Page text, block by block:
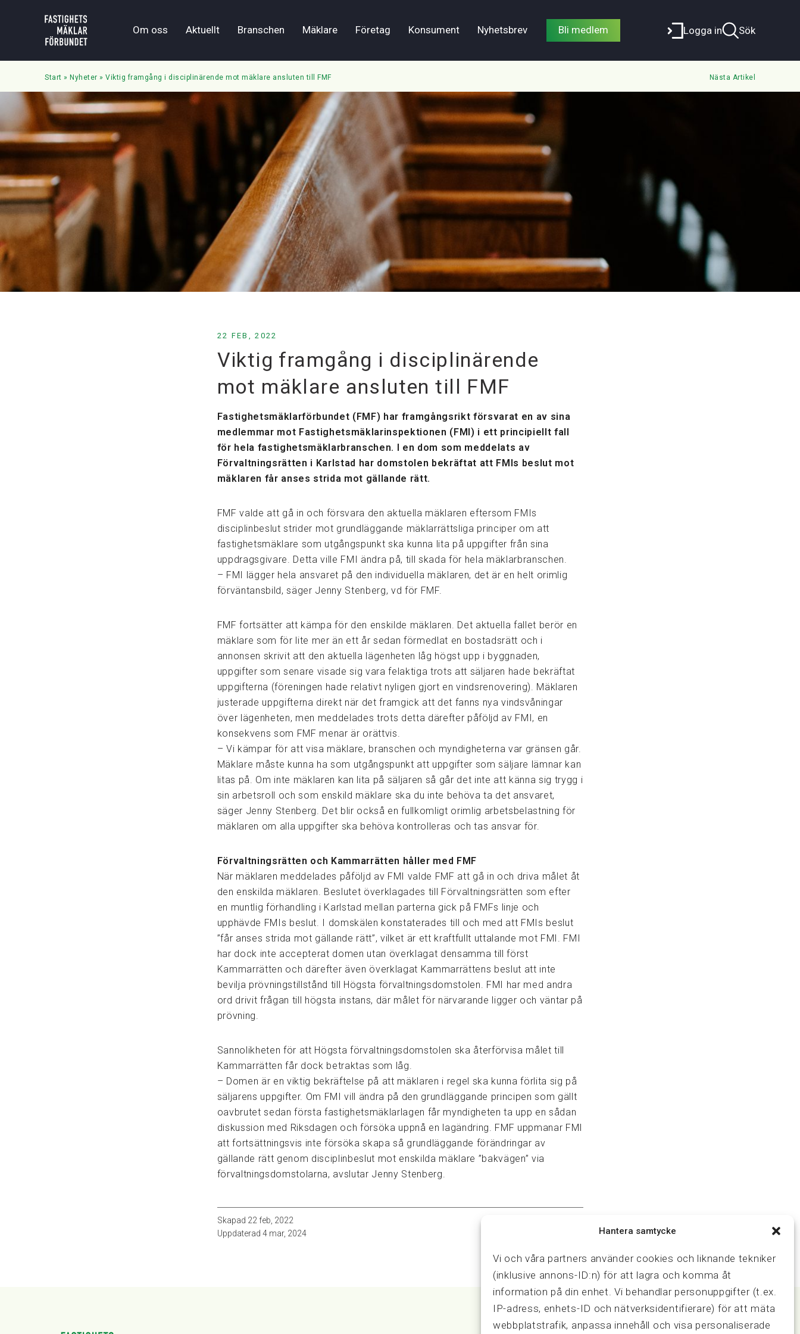
Hantera samtycke
Vi och våra partners använder cookies och liknande tekniker
(inklusive annons-ID:n) för att lagra och komma åt
information på din enhet. Vi behandlar personuppgifter (t.ex.
IP-adress, enhets-ID och nätverksidentifierare) för att mäta
webbplatstrafik, anpassa innehåll och visa personaliserade
Om oss Aktuellt Branschen Mäklare Företag Konsument Nyhetsbrev Bli medlem Logga in Sök
Start » Nyheter » Viktig framgång i disciplinärende mot mäklare ansluten till FMF Nästa Artikel
22 FEB, 2022
Viktig framgång i disciplinärende
mot mäklare ansluten till FMF
Fastighetsmäklarförbundet (FMF) har framgångsrikt försvarat en av sina
medlemmar mot Fastighetsmäklarinspektionen (FMI) i ett principiellt fall
för hela fastighetsmäklarbranschen. I en dom som meddelats av
Förvaltningsrätten i Karlstad har domstolen bekräftat att FMIs beslut mot
mäklaren får anses strida mot gällande rätt.
FMF valde att gå in och försvara den aktuella mäklaren eftersom FMIs
disciplinbeslut strider mot grundläggande mäklarrättsliga principer om att
fastighetsmäklare som utgångspunkt ska kunna lita på uppgifter från sina
uppdragsgivare. Detta ville FMI ändra på, till skada för hela mäklarbranschen.
– FMI lägger hela ansvaret på den individuella mäklaren, det är en helt orimlig
förväntansbild, säger Jenny Stenberg, vd för FMF.
FMF fortsätter att kämpa för den enskilde mäklaren. Det aktuella fallet berör en
mäklare som för lite mer än ett år sedan förmedlat en bostadsrätt och i
annonsen skrivit att den aktuella lägenheten låg högst upp i byggnaden,
uppgifter som senare visade sig vara felaktiga trots att säljaren hade bekräftat
uppgifterna (föreningen hade relativt nyligen gjort en vindsrenovering). Mäklaren
justerade uppgifterna direkt när det framgick att det fanns nya vindsvåningar
över lägenheten, men meddelades trots detta därefter påföljd av FMI, en
konsekvens som FMF menar är orättvis.
– Vi kämpar för att visa mäklare, branschen och myndigheterna var gränsen går.
Mäklare måste kunna ha som utgångspunkt att uppgifter som säljare lämnar kan
litas på. Om inte mäklaren kan lita på säljaren så går det inte att känna sig trygg i
sin arbetsroll och som enskild mäklare ska du inte behöva ta det ansvaret,
säger Jenny Stenberg. Det blir också en fullkomligt orimlig arbetsbelastning för
mäklaren om alla uppgifter ska behöva kontrolleras och tas ansvar för.
Förvaltningsrätten och Kammarrätten håller med FMF
När mäklaren meddelades påföljd av FMI valde FMF att gå in och driva målet åt
den enskilda mäklaren. Beslutet överklagades till Förvaltningsrätten som efter
en muntlig förhandling i Karlstad mellan parterna gick på FMFs linje och
upphävde FMIs beslut. I domskälen konstaterades till och med att FMIs beslut
”får anses strida mot gällande rätt”, vilket är ett kraftfullt uttalande mot FMI. FMI
har dock inte accepterat domen utan överklagat densamma till först
Kammarrätten och därefter även överklagat Kammarrättens beslut att inte
bevilja prövningstillstånd till Högsta förvaltningsdomstolen. FMI har med andra
ord drivit frågan till högsta instans, där målet för närvarande ligger och väntar på
prövning.
Sannolikheten för att Högsta förvaltningsdomstolen ska återförvisa målet till
Kammarrätten får dock betraktas som låg.
– Domen är en viktig bekräftelse på att mäklaren i regel ska kunna förlita sig på
säljarens uppgifter. Om FMI vill ändra på den grundläggande principen som gällt
oavbrutet sedan första fastighetsmäklarlagen får myndigheten ta upp en sådan
diskussion med Riksdagen och försöka uppnå en lagändring. FMF uppmanar FMI
att fortsättningsvis inte försöka skapa så grundläggande förändringar av
gällande rätt genom disciplinbeslut mot enskilda mäklare ”bakvägen” via
förvaltningsdomstolarna, avslutar Jenny Stenberg.
Skapad 22 feb, 2022
Uppdaterad 4 mar, 2024